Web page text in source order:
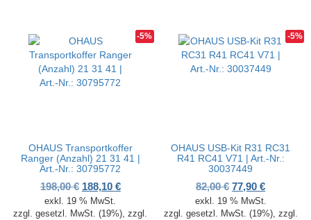
-5%
OHAUS Transportkoffer
Ranger (Anzahl) 21 31 41 |
Art.-Nr.: 30795772
198,00€ Ursprünglicher Preis war: 198,00 €
188,10 €Aktueller Preis ist: 188,10 €.
exkl. 19 % MwSt.
zzgl. gesetzl. MwSt. (19%), zzgl.
-5%
OHAUS USB-Kit R31 RC31
R41 RC41 V71 | Art.-Nr.:
30037449
82,00€ Ursprünglicher
77,90€Aktueller
exkl. 19 % MwSt.
zzgl. gesetzl. MwSt. (19%), zzgl.